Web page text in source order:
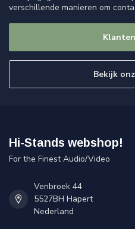
verschillende manieren om
Bekijk
Hi-Stands webshop!
For the Finest Audio/Video
Venbroek 44
5527BH Hapert
Nederland